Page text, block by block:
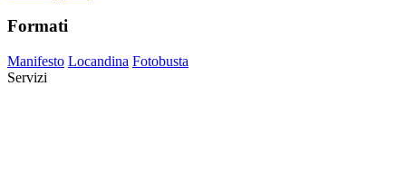
Formati
Manifesto Locandina Fotobusta
Servizi